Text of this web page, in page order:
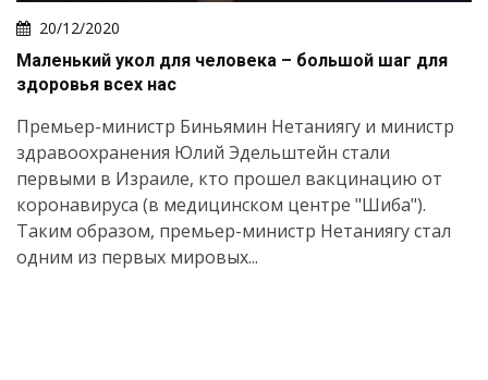
20/12/2020
Маленький укол для человека – большой шаг для
здоровья всех нас
Премьер-министр Биньямин Нетаниягу и министр
здравоохранения Юлий Эдельштейн стали
первыми в Израиле, кто прошел вакцинацию от
коронавируса (в медицинском центре "Шиба").
Таким образом, премьер-министр Нетаниягу стал
одним из первых мировых...